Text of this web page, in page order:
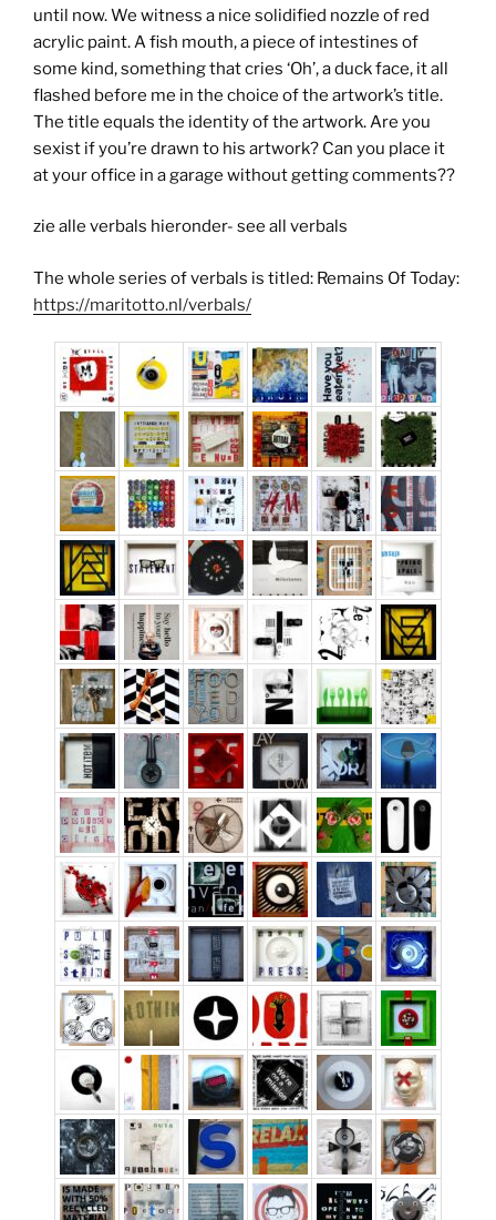
until now. We witness a nice solidified nozzle of red
acrylic paint. A fish mouth, a piece of intestines of
some kind, something that cries ‘Oh’, a duck face, it all
flashed before me in the choice of the artwork’s title.
The title equals the identity of the artwork. Are you
sexist if you’re drawn to his artwork? Can you place it
at your office in a garage without getting comments??
zie alle verbals hieronder- see all verbals
The whole series of verbals is titled: Remains Of Today:
https://maritotto.nl/verbals/